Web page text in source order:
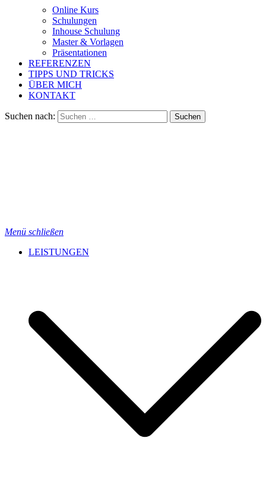
Online Kurs
Schulungen
Inhouse Schulung
Master & Vorlagen
Präsentationen
REFERENZEN
TIPPS UND TRICKS
ÜBER MICH
KONTAKT
Suchen nach:
Menü schließen
LEISTUNGEN